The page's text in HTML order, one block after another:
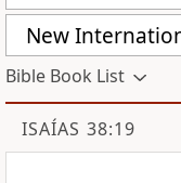
New
Bible Book List
ISAÍAS 38:19